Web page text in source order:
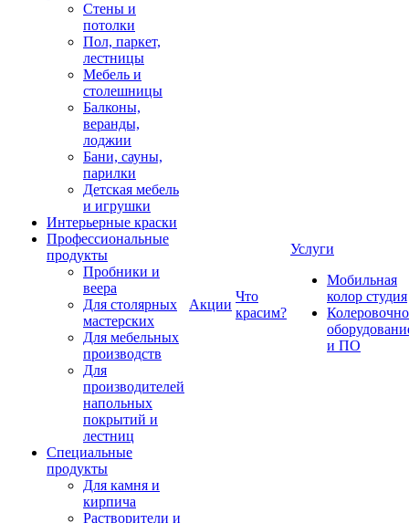
Стены и
потолки
Пол, паркет,
лестницы
Мебель и
столешницы
Балконы,
веранды,
лоджии
Бани, сауны,
парилки
Детская мебель
и игрушки
Интерьерные краски
Профессиональные
продукты
Пробники и
веера
Для столярных
мастерских
Для мебельных
производств
Для
производителей
напольных
покрытий и
лестниц
Специальные
продукты
Для камня и
кирпича
Растворители и
Акции
Что
красим?
Услуги
Мобильная
колор студия
и ПО